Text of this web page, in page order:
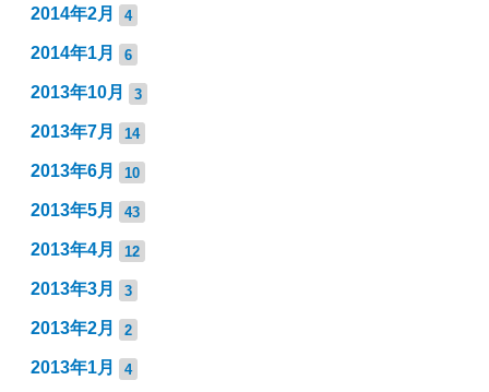
2014年2月 4
2014年1月 6
2013年10月 3
2013年7月 14
2013年6月 10
2013年5月 43
2013年4月 12
2013年3月 3
2013年2月 2
2013年1月 4